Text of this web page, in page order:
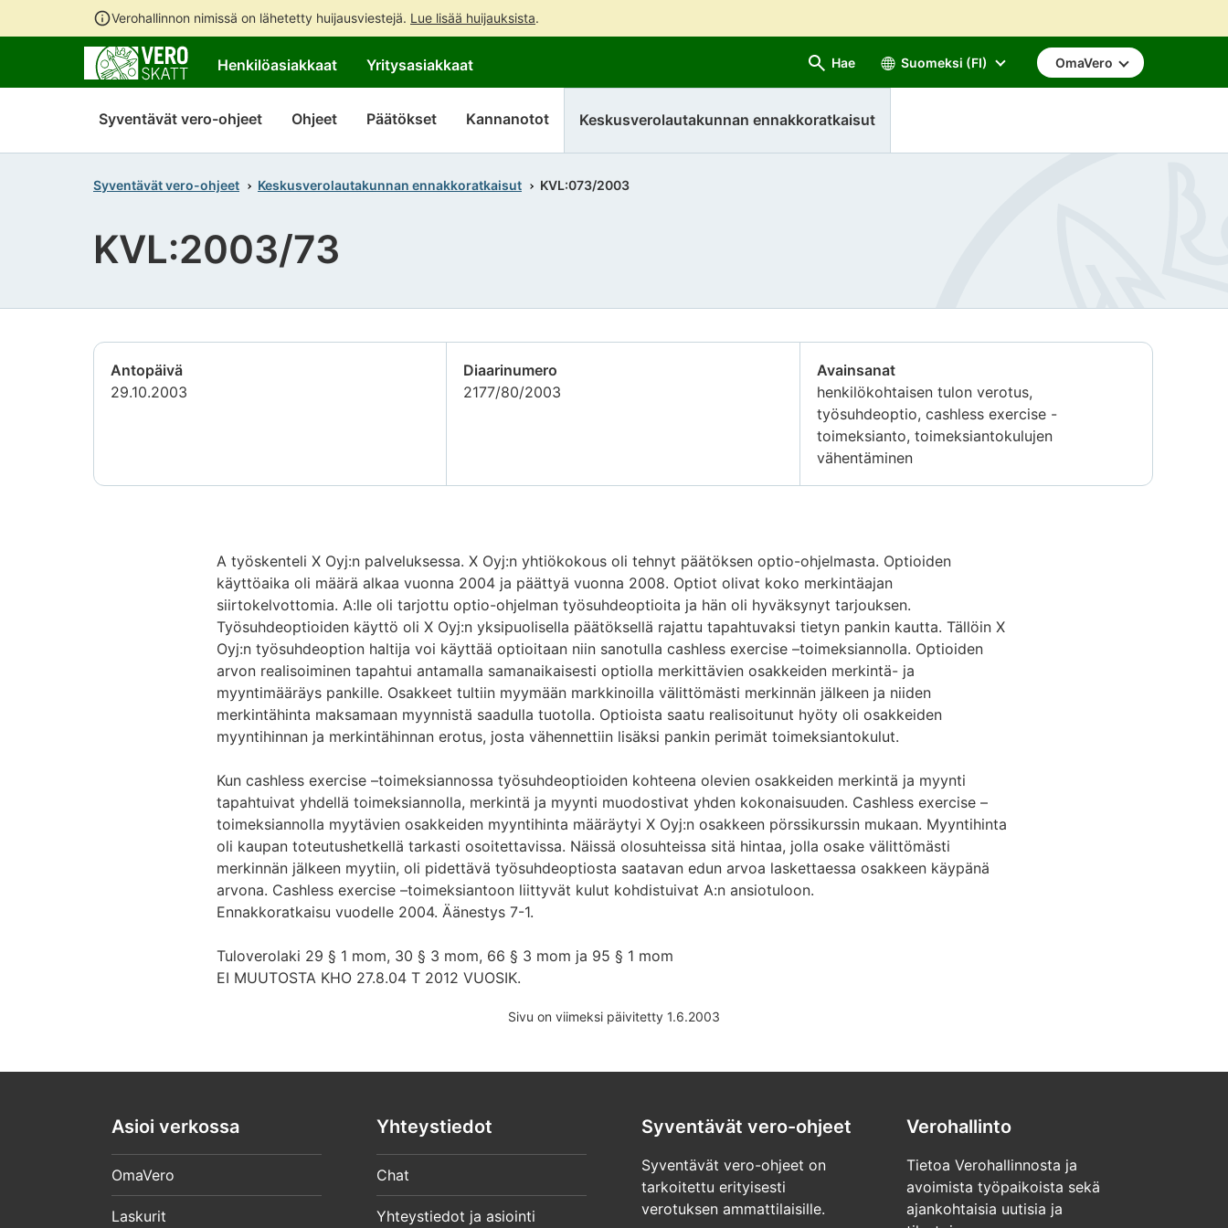
Verohallinnon nimissä on lähetetty huijausviestejä. Lue lisää huijauksista.
sisältöön
sivuston
hakuun
Henkilöasiakkaat Yritysasiakkaat Hae Suomeksi (FI) OmaVero
Syventävät vero-ohjeet Ohjeet Päätökset Kannanotot Keskusverolautakunnan ennakkoratkaisut
Syventävät vero-ohjeet Keskusverolautakunnan ennakkoratkaisut KVL:073/2003
KVL:2003/73
Antopäivä
29.10.2003
Diaarinumero
2177/80/2003
Avainsanat
henkilökohtaisen tulon verotus,
työsuhdeoptio, cashless exercise -
toimeksianto, toimeksiantokulujen
vähentäminen
A työskenteli X Oyj:n palveluksessa. X Oyj:n yhtiökokous oli tehnyt päätöksen optio-ohjelmasta. Optioiden
käyttöaika oli määrä alkaa vuonna 2004 ja päättyä vuonna 2008. Optiot olivat koko merkintäajan
siirtokelvottomia. A:lle oli tarjottu optio-ohjelman työsuhdeoptioita ja hän oli hyväksynyt tarjouksen.
Työsuhdeoptioiden käyttö oli X Oyj:n yksipuolisella päätöksellä rajattu tapahtuvaksi tietyn pankin kautta. Tällöin X
Oyj:n työsuhdeoption haltija voi käyttää optioitaan niin sanotulla cashless exercise –toimeksiannolla. Optioiden
arvon realisoiminen tapahtui antamalla samanaikaisesti optiolla merkittävien osakkeiden merkintä- ja
myyntimääräys pankille. Osakkeet tultiin myymään markkinoilla välittömästi merkinnän jälkeen ja niiden
merkintähinta maksamaan myynnistä saadulla tuotolla. Optioista saatu realisoitunut hyöty oli osakkeiden
myyntihinnan ja merkintähinnan erotus, josta vähennettiin lisäksi pankin perimät toimeksiantokulut.
Kun cashless exercise –toimeksiannossa työsuhdeoptioiden kohteena olevien osakkeiden merkintä ja myynti
tapahtuivat yhdellä toimeksiannolla, merkintä ja myynti muodostivat yhden kokonaisuuden. Cashless exercise –
toimeksiannolla myytävien osakkeiden myyntihinta määräytyi X Oyj:n osakkeen pörssikurssin mukaan. Myyntihinta
oli kaupan toteutushetkellä tarkasti osoitettavissa. Näissä olosuhteissa sitä hintaa, jolla osake välittömästi
merkinnän jälkeen myytiin, oli pidettävä työsuhdeoptiosta saatavan edun arvoa laskettaessa osakkeen käypänä
arvona. Cashless exercise –toimeksiantoon liittyvät kulut kohdistuivat A:n ansiotuloon.
Ennakkoratkaisu vuodelle 2004. Äänestys 7-1.
Tuloverolaki 29 § 1 mom, 30 § 3 mom, 66 § 3 mom ja 95 § 1 mom
EI MUUTOSTA KHO 27.8.04 T 2012 VUOSIK.
Sivu on viimeksi päivitetty 1.6.2003
Asioi verkossa
OmaVero
Laskurit
Yhteystiedot
Chat
Yhteystiedot ja asiointi
Syventävät vero-ohjeet
Syventävät vero-ohjeet on
tarkoitettu erityisesti
verotuksen ammattilaisille.
Verohallinto
Tietoa Verohallinnosta ja
avoimista työpaikoista sekä
ajankohtaisia uutisia ja